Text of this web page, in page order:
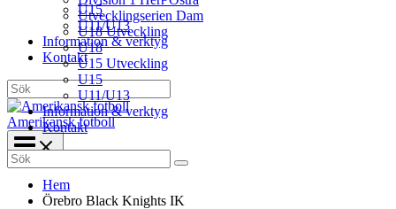
U15
U11/U13
Information & verktyg
Kontakt
Sök
Amerikansk fotboll
Utvecklingserien Dam
U18 Utveckling
U18
U15 Utveckling
U15
U11/U13
Information & verktyg
Kontakt
Search
for:
Hem
Örebro Black Knights IK